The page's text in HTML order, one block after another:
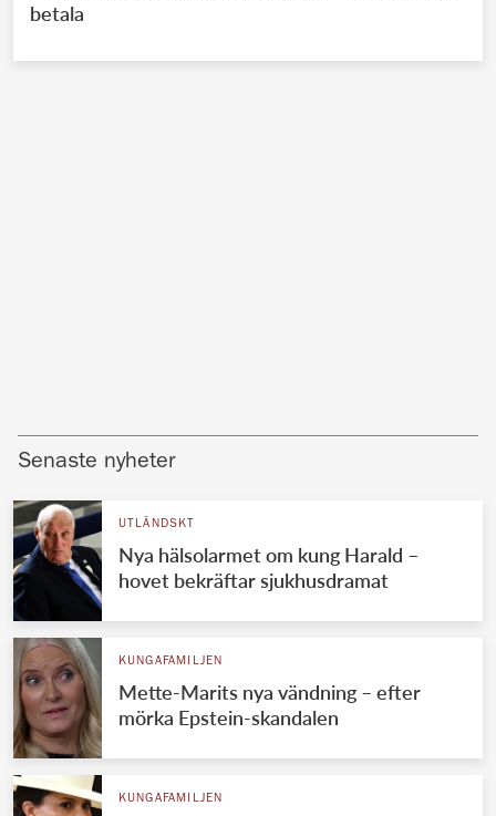
betala
Senaste nyheter
UTLÄNDSKT
Nya hälsolarmet om kung Harald –
hovet bekräftar sjukhusdramat
KUNGAFAMILJEN
Mette-Marits nya vändning – efter
mörka Epstein-skandalen
KUNGAFAMILJEN